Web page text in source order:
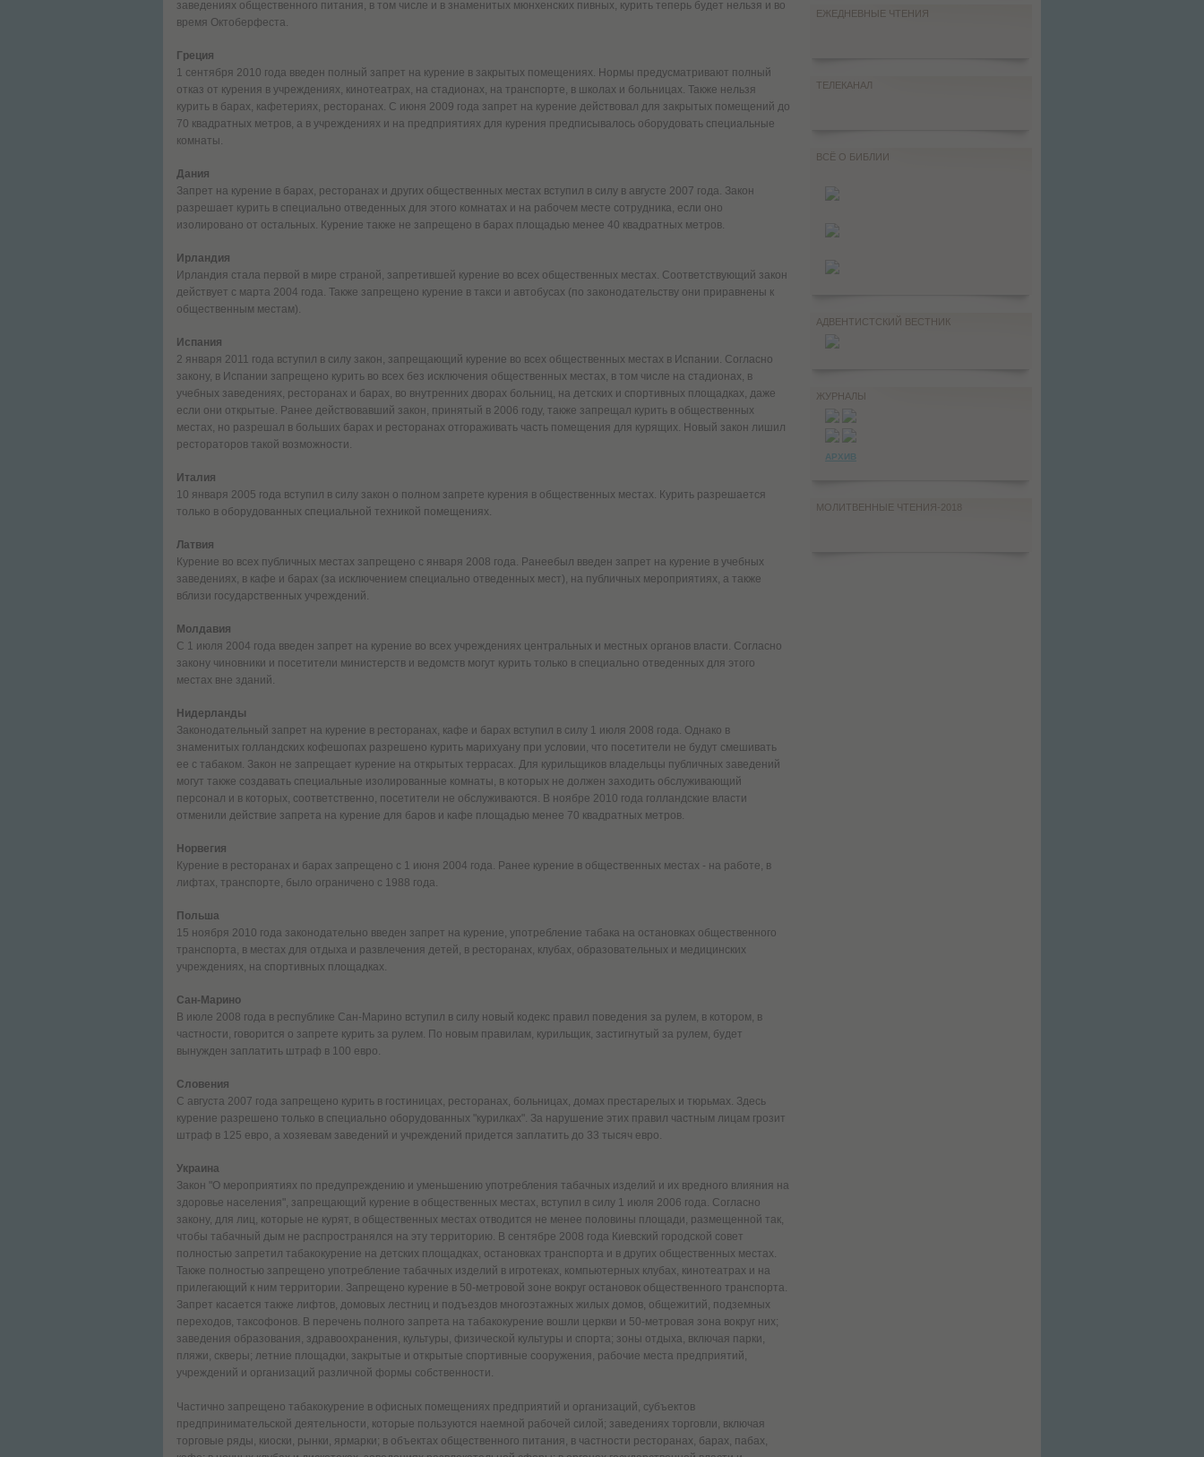
заведениях общественного питания, в том числе и в знаменитых мюнхенских пивных, курить теперь будет нельзя и во
время Октоберфеста.
Греция
1 сентября 2010 года введен полный запрет на курение в закрытых помещениях. Нормы предусматривают полный
отказ от курения в учреждениях, кинотеатрах, на стадионах, на транспорте, в школах и больницах. Также нельзя
курить в барах, кафетериях, ресторанах. С июня 2009 года запрет на курение действовал для закрытых помещений до
70 квадратных метров, а в учреждениях и на предприятиях для курения предписывалось оборудовать специальные
комнаты.
Дания
Запрет на курение в барах, ресторанах и других общественных местах вступил в силу в августе 2007 года. Закон
разрешает курить в специально отведенных для этого комнатах и на рабочем месте сотрудника, если оно
изолировано от остальных. Курение также не запрещено в барах площадью менее 40 квадратных метров.
Ирландия
Ирландия стала первой в мире страной, запретившей курение во всех общественных местах. Соответствующий закон
действует с марта 2004 года. Также запрещено курение в такси и автобусах (по законодательству они приравнены к
общественным местам).
Испания
2 января 2011 года вступил в силу закон, запрещающий курение во всех общественных местах в Испании. Согласно
закону, в Испании запрещено курить во всех без исключения общественных местах, в том числе на стадионах, в
учебных заведениях, ресторанах и барах, во внутренних дворах больниц, на детских и спортивных площадках, даже
если они открытые. Ранее действовавший закон, принятый в 2006 году, также запрещал курить в общественных
местах, но разрешал в больших барах и ресторанах отгораживать часть помещения для курящих. Новый закон лишил
рестораторов такой возможности.
Италия
10 января 2005 года вступил в силу закон о полном запрете курения в общественных местах. Курить разрешается
только в оборудованных специальной техникой помещениях.
Латвия
Курение во всех публичных местах запрещено с января 2008 года. Ранеебыл введен запрет на курение в учебных
заведениях, в кафе и барах (за исключением специально отведенных мест), на публичных мероприятиях, а также
вблизи государственных учреждений.
Молдавия
С 1 июля 2004 года введен запрет на курение во всех учреждениях центральных и местных органов власти. Согласно
закону чиновники и посетители министерств и ведомств могут курить только в специально отведенных для этого
местах вне зданий.
Нидерланды
Законодательный запрет на курение в ресторанах, кафе и барах вступил в силу 1 июля 2008 года. Однако в
знаменитых голландских кофешопах разрешено курить марихуану при условии, что посетители не будут смешивать
ее с табаком. Закон не запрещает курение на открытых террасах. Для курильщиков владельцы публичных заведений
могут также создавать специальные изолированные комнаты, в которых не должен заходить обслуживающий
персонал и в которых, соответственно, посетители не обслуживаются. В ноябре 2010 года голландские власти
отменили действие запрета на курение для баров и кафе площадью менее 70 квадратных метров.
Норвегия
Курение в ресторанах и барах запрещено с 1 июня 2004 года. Ранее курение в общественных местах - на работе, в
лифтах, транспорте, было ограничено с 1988 года.
Польша
15 ноября 2010 года законодательно введен запрет на курение, употребление табака на остановках общественного
транспорта, в местах для отдыха и развлечения детей, в ресторанах, клубах, образовательных и медицинских
учреждениях, на спортивных площадках.
Сан-Марино
В июле 2008 года в республике Сан-Марино вступил в силу новый кодекс правил поведения за рулем, в котором, в
частности, говорится о запрете курить за рулем. По новым правилам, курильщик, застигнутый за рулем, будет
вынужден заплатить штраф в 100 евро.
Словения
С августа 2007 года запрещено курить в гостиницах, ресторанах, больницах, домах престарелых и тюрьмах. Здесь
курение разрешено только в специально оборудованных "курилках". За нарушение этих правил частным лицам грозит
штраф в 125 евро, а хозяевам заведений и учреждений придется заплатить до 33 тысяч евро.
Украина
Закон "О мероприятиях по предупреждению и уменьшению употребления табачных изделий и их вредного влияния на
здоровье населения", запрещающий курение в общественных местах, вступил в силу 1 июля 2006 года. Согласно
закону, для лиц, которые не курят, в общественных местах отводится не менее половины площади, размещенной так,
чтобы табачный дым не распространялся на эту территорию. В сентябре 2008 года Киевский городской совет
полностью запретил табакокурение на детских площадках, остановках транспорта и в других общественных местах.
Также полностью запрещено употребление табачных изделий в игротеках, компьютерных клубах, кинотеатрах и на
прилегающий к ним территории. Запрещено курение в 50-метровой зоне вокруг остановок общественного транспорта.
Запрет касается также лифтов, домовых лестниц и подъездов многоэтажных жилых домов, общежитий, подземных
переходов, таксофонов. В перечень полного запрета на табакокурение вошли церкви и 50-метровая зона вокруг них;
заведения образования, здравоохранения, культуры, физической культуры и спорта; зоны отдыха, включая парки,
пляжи, скверы; летние площадки, закрытые и открытые спортивные сооружения, рабочие места предприятий,
учреждений и организаций различной формы собственности.
Частично запрещено табакокурение в офисных помещениях предприятий и организаций, субъектов
предпринимательской деятельности, которые пользуются наемной рабочей силой; заведениях торговли, включая
торговые ряды, киоски, рынки, ярмарки; в объектах общественного питания, в частности ресторанах, барах, пабах,
ЕЖЕДНЕВНЫЕ ЧТЕНИЯ
ТЕЛЕКАНАЛ
ВСЁ О БИБЛИИ
АДВЕНТИСТСКИЙ ВЕСТНИК
ЖУРНАЛЫ
АРХИВ
МОЛИТВЕННЫЕ ЧТЕНИЯ-2018